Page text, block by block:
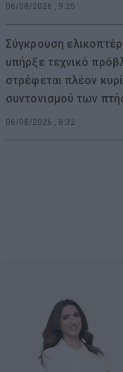
06/08/2026 , 9:25
Σύγκρουση
υπήρξε τεχνικό
στρέφεται πλέον
συντονισμού των
06/08/2026 , 8:32